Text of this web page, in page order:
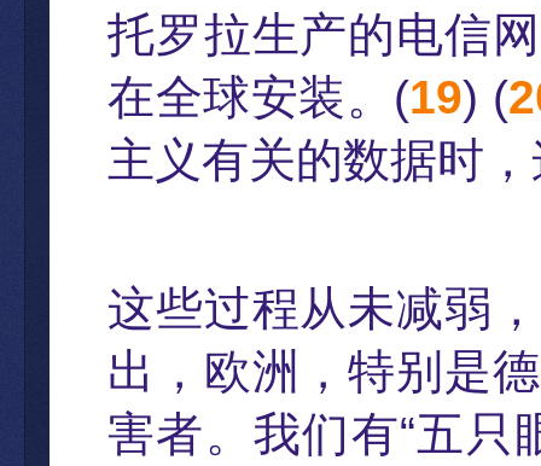
托罗拉生产的电信
在全球安装。 (19) (
主 义有关的数据时 ，
这些过程从未减弱 ，
出 ， 欧洲 ，特别是
害者。我们有“五只